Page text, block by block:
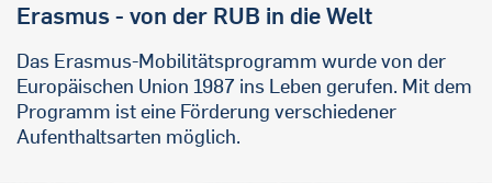
Erasmus - von der RUB in die Welt
Das Erasmus-Mobilitätsprogramm wurde von der
Europäischen Union 1987 ins Leben gerufen. Mit dem
Programm ist eine Förderung verschiedener
Aufenthaltsarten möglich.